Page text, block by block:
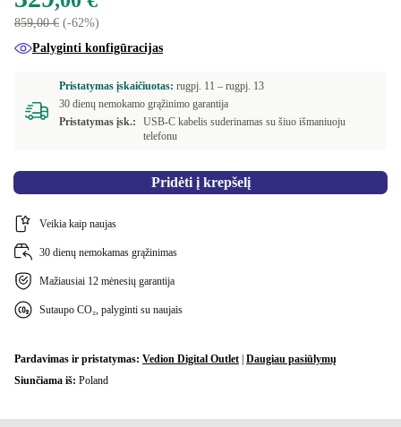
mėlyna
Dual-SIM (2 physical SIMs)
859,00 € (-62%)
Palyginti konfigūracijas
Pristatymas įskaičiuotas: rugpj. 11 – rugpj. 13
30 dienų nemokamo grąžinimo garantija
Pristatymas įsk.:
USB-C kabelis suderinamas su šiuo išmaniuoju
telefonu
Pridėti į krepšelį
Veikia kaip naujas
30 dienų nemokamas grąžinimas
Mažiausiai 12 mėnesių garantija
Sutaupo CO₂, palyginti su naujais
Pardavimas ir pristatymas: Vedion Digital Outlet Daugiau pasiūlymų
Siunčiama iš: Poland